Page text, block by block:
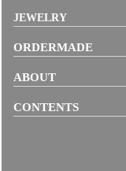
JEWELRY
ORDERMADE
ABOUT
CONTENTS